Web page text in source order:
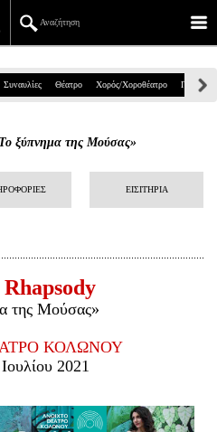
Αναζήτηση
39, Αθήνα
Συναυλίες Θέατρο Χορός/Χοροθέατρο Παιδικά
ξύπνημα της Μούσας»
ΕΙΣΙΤΗΡΙΑ
της Μούσας»
ΚΟΛΩΝΟΥ
2021